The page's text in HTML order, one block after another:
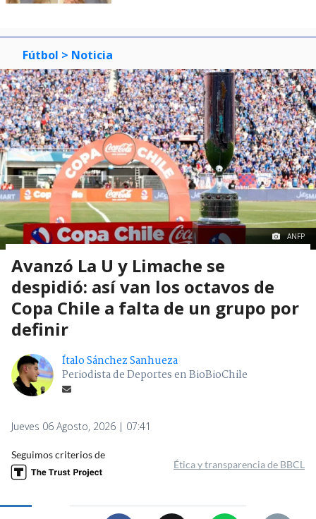
Fútbol > Noticia
ANFP
Avanzó La U y Limache se
despidió: así van los octavos de
Copa Chile a falta de un grupo por
definir
Ítalo Sánchez Sanhueza
Periodista de Deportes en BioBioChile
Jueves 06 Agosto, 2026 | 07:41
Seguimos criterios de
Ética y transparencia de BBCL